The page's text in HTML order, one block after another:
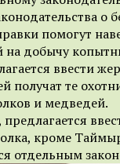
помогут
на добычу
ввести
получат те
и медведей.
кроме
отдельным